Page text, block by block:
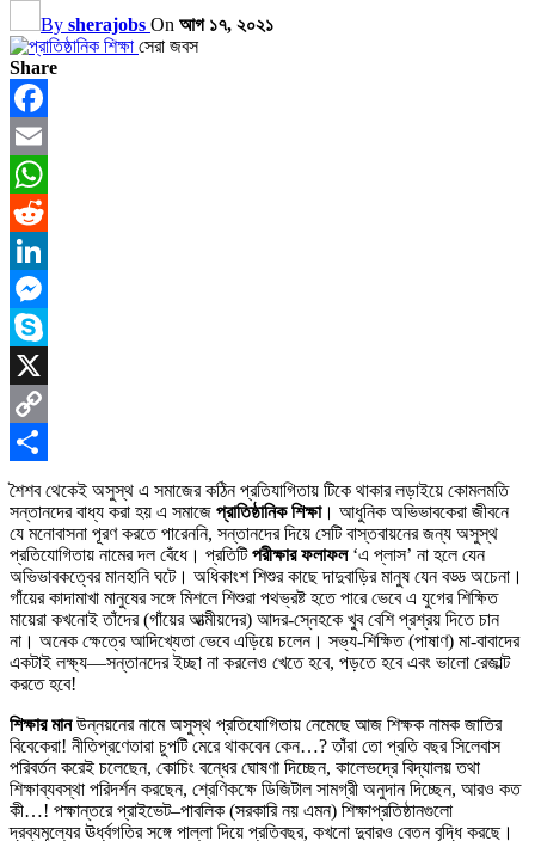
By sherajobs On আগ ১৭, ২০২১
সেরা জবস
Share
Facebook
Email
WhatsApp
Reddit
LinkedIn
Messenger
Skype
X
Copy
Link
Share
শৈশব থেকেই অসুস্থ এ সমাজের কঠিন প্রতিযাগিতায় টিকে থাকার লড়াইয়ে কোমলমতি
সন্তানদের বাধ্য করা হয় এ সমাজে প্রাতিষ্ঠানিক শিক্ষা। আধুনিক অভিভাবকেরা জীবনে
যে মনোবাসনা পূরণ করতে পারেননি, সন্তানদের দিয়ে সেটি বাস্তবায়নের জন্য অসুস্থ
প্রতিযোগিতায় নামের দল বেঁধে। প্রতিটিপরীক্ষার ফলাফল‘এ প্লাস’ না হলে যেন
অভিভাবকত্বের মানহানি ঘটে। অধিকাংশ শিশুর কাছে দাদুবাড়ির মানুষ যেন বড্ড অচেনা।
গাঁয়ের কাদামাখা মানুষের সঙ্গে মিশলে শিশুরা পথভ্রষ্ট হতে পারে ভেবে এ যুগের শিক্ষিত
মায়েরা কখনোই তাঁদের (গাঁয়ের আত্মীয়দের) আদর-স্নেহকে খুব বেশি প্রশ্রয় দিতে চান
না। অনেক ক্ষেত্রে আদিখ্যেতা ভেবে এড়িয়ে চলেন। সভ্য-শিক্ষিত (পাষাণ) মা-বাবাদের
একটাই লক্ষ্য—সন্তানদের ইচ্ছা না করলেও খেতে হবে, পড়তে হবে এবং ভালো রেজাল্ট
করতে হবে!
শিক্ষার মানউন্নয়নের নামে অসুস্থ প্রতিযোগিতায় নেমেছে আজ শিক্ষক নামক জাতির
বিবেকেরা! নীতিপ্রণেতারা চুপটি মেরে থাকবেন কেন…? তাঁরা তো প্রতি বছর সিলেবাস
পরিবর্তন করেই চলেছেন, কোচিং বন্ধের ঘোষণা দিচ্ছেন, কালেভদ্রে বিদ্যালয় তথা
শিক্ষাব্যবস্থা পরিদর্শন করছেন, শ্রেণিকক্ষে ডিজিটাল সামগ্রী অনুদান দিচ্ছেন, আরও কত
কী…! পক্ষান্তরে প্রাইভেট–পাবলিক (সরকারি নয় এমন) শিক্ষাপ্রতিষ্ঠানগুলো
দ্রব্যমূল্যের ঊর্ধ্বগতির সঙ্গে পাল্লা দিয়ে প্রতিবছর, কখনো দুবারও বেতন বৃদ্ধি করছে।